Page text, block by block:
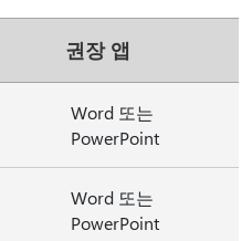
권장 앱
Word 또는
PowerPoint
Word 또는
PowerPoint